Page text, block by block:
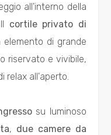
all'interno della
cortile privato di
di grande
riservato e vivibile,
relax all'aperto.
su luminoso
, due camere da